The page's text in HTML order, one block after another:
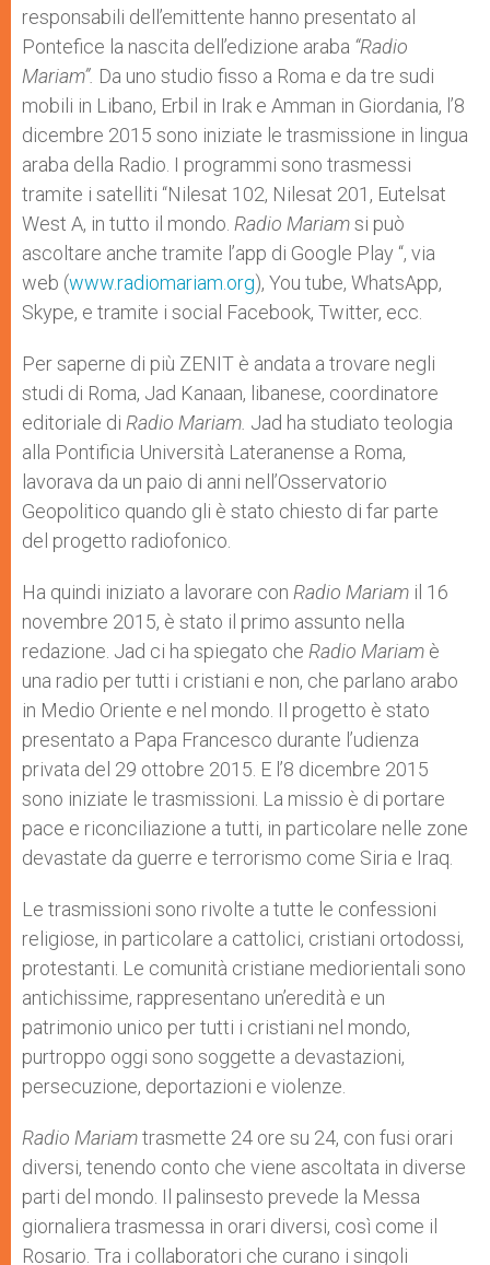
responsabili dell’emittente hanno presentato al
Pontefice la nascita dell’edizione araba “Radio
Mariam”. Da uno studio fisso a Roma e da tre sudi
mobili in Libano, Erbil in Irak e Amman in Giordania, l’8
dicembre 2015 sono iniziate le trasmissione in lingua
araba della Radio. I programmi sono trasmessi
tramite i satelliti “Nilesat 102, Nilesat 201, Eutelsat
West A, in tutto il mondo. Radio Mariamsi può
ascoltare anche tramite l’app di Google Play “, via
web (www.radiomariam.org), You tube, WhatsApp,
Skype, e tramite i social Facebook, Twitter, ecc.
Per saperne di più ZENIT è andata a trovare negli
studi di Roma, Jad Kanaan, libanese, coordinatore
editoriale di Radio Mariam. Jad ha studiato teologia
alla Pontificia Università Lateranense a Roma,
lavorava da un paio di anni nell’Osservatorio
Geopolitico quando gli è stato chiesto di far parte
del progetto radiofonico.
Ha quindi iniziato a lavorare con Radio Mariam il 16
novembre 2015, è stato il primo assunto nella
redazione. Jad ci ha spiegato che Radio Mariam è
una radio per tutti i cristiani e non, che parlano arabo
in Medio Oriente e nel mondo. Il progetto è stato
presentato a Papa Francesco durante l’udienza
privata del 29 ottobre 2015. E l’8 dicembre 2015
sono iniziate le trasmissioni. La missio è di portare
pace e riconciliazione a tutti, in particolare nelle zone
devastate da guerre e terrorismo come Siria e Iraq.
Le trasmissioni sono rivolte a tutte le confessioni
religiose, in particolare a cattolici, cristiani ortodossi,
protestanti. Le comunità cristiane mediorientali sono
antichissime, rappresentano un’eredità e un
patrimonio unico per tutti i cristiani nel mondo,
purtroppo oggi sono soggette a devastazioni,
persecuzione, deportazioni e violenze.
Radio Mariamtrasmette 24 ore su 24, con fusi orari
diversi, tenendo conto che viene ascoltata in diverse
parti del mondo. Il palinsesto prevede la Messa
giornaliera trasmessa in orari diversi, così come il
Rosario. Tra i collaboratori che curano i singoli